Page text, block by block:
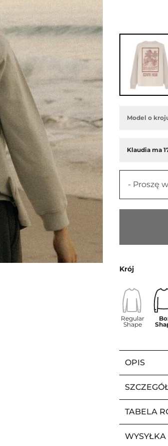
Model o
Klaudia ma
- Proszę
Krój
Regular
Shape
OPIS
TABELA
WYSYŁKA